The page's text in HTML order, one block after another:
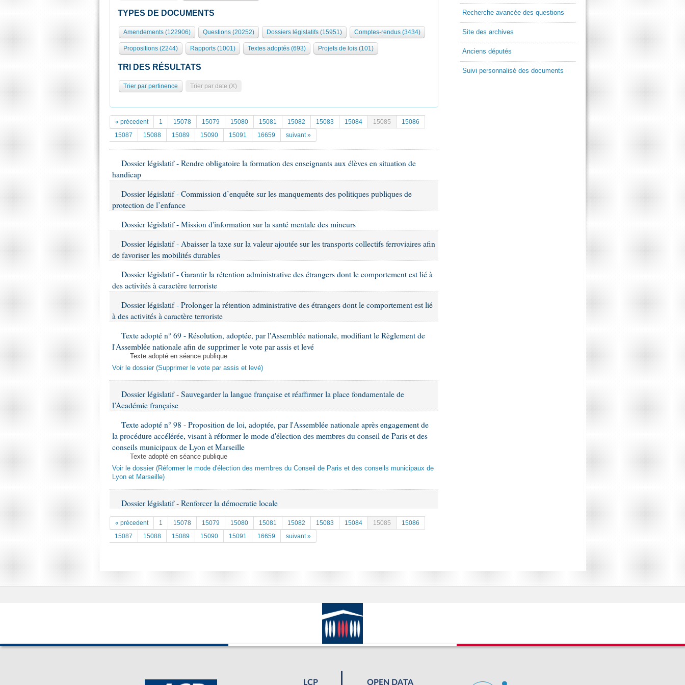
TYPES DE DOCUMENTS
Amendements (122906) Questions (20252) Dossiers législatifs (15951) Comptes-rendus (3434)
Propositions (2244) Rapports (1001) Textes adoptés (693) Projets de lois (101)
TRI DES RÉSULTATS
Trier par pertinence Trier par date (X)
« précedent 1 15078 15079 15080 15081 15082 15083 15084 15085
15086
15087
15088 15089 15090 15091 16659 suivant »
Dossier législatif - Rendre obligatoire la formation des enseignants aux élèves en situation de
handicap
Dossier législatif - Commission d’enquête sur les manquements des politiques publiques de
protection de l’enfance
Dossier législatif - Mission d'information sur la santé mentale des mineurs
Dossier législatif - Abaisser la taxe sur la valeur ajoutée sur les transports collectifs ferroviaires afin
de favoriser les mobilités durables
Dossier législatif - Garantir la rétention administrative des étrangers dont le comportement est lié à
des activités à caractère terroriste
Dossier législatif - Prolonger la rétention administrative des étrangers dont le comportement est lié
à des activités à caractère terroriste
Texte adopté n° 69 - Résolution, adoptée, par l'Assemblée nationale, modifiant le Règlement de
l'Assemblée nationale afin de supprimer le vote par assis et levé
Texte adopté en séance publique
Voir le dossier (Supprimer le vote par assis et levé)
Dossier législatif - Sauvegarder la langue française et réaffirmer la place fondamentale de
l’Académie française
Texte adopté n° 98 - Proposition de loi, adoptée, par l'Assemblée nationale après engagement de
la procédure accélérée, visant à réformer le mode d'élection des membres du conseil de Paris et des
conseils municipaux de Lyon et Marseille
Texte adopté en séance publique
Voir le dossier (Réformer le mode d'élection des membres du Conseil de Paris et des conseils municipaux de
Lyon et Marseille)
Dossier législatif - Renforcer la démocratie locale
« précedent 1 15078 15079 15080 15081 15082 15083 15084 15085
15086
15087
15088 15089 15090 15091 16659 suivant »
Recherche avancée des questions
Site des archives
Anciens députés
Suivi personnalisé des documents
LCP OPEN DATA